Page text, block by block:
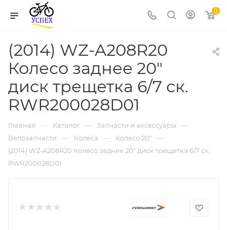
0
(2014) WZ-A208R20
Колесо заднее 20"
диск трещетка 6/7 ск.
RWR200028D01
Главная — Каталог — Запчасти и аксессуары —
Велозапчасти — Колеса — Колесо 20" —
(2014) WZ-A208R20 Колесо заднее 20" диск трещетка 6/7 ск.
RWR200028D01